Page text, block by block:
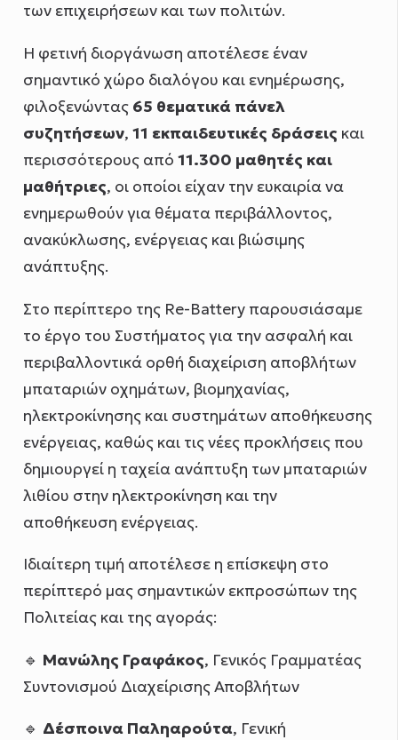
των επιχειρήσεων και των πολιτών.
Η φετινή διοργάνωση αποτέλεσε έναν
σημαντικό χώρο διαλόγου και ενημέρωσης,
φιλοξενώντας 65 θεματικά πάνελ
συζητήσεων,11 εκπαιδευτικές δράσεις και
περισσότερους από11.300 μαθητές και
μαθήτριες, οι οποίοι είχαν την ευκαιρία να
ενημερωθούν για θέματα περιβάλλοντος,
ανακύκλωσης, ενέργειας και βιώσιμης
ανάπτυξης.
Στο περίπτερο της Re-Battery παρουσιάσαμε
το έργο του Συστήματος για την ασφαλή και
περιβαλλοντικά ορθή διαχείριση αποβλήτων
μπαταριών οχημάτων, βιομηχανίας,
ηλεκτροκίνησης και συστημάτων αποθήκευσης
ενέργειας, καθώς και τις νέες προκλήσεις που
δημιουργεί η ταχεία ανάπτυξη των μπαταριών
λιθίου στην ηλεκτροκίνηση και την
αποθήκευση ενέργειας.
Ιδιαίτερη τιμή αποτέλεσε η επίσκεψη στο
περίπτερό μας σημαντικών εκπροσώπων της
Πολιτείας και της αγοράς:
🔹 Μανώλης Γραφάκος, Γενικός Γραμματέας
Συντονισμού Διαχείρισης Αποβλήτων
🔹 Δέσποινα Παληαρούτα, Γενική